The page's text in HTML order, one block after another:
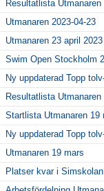
Resultatlista Utmanaren
Utmanaren 2023-04-23
Utmanaren 23 april 2023
Swim Open Stockholm
Ny uppdaterad Topp
Resultatlista
Startlista Utmanaren 19
Ny uppdaterad Topp
Utmanaren 19 mars
Platser kvar i